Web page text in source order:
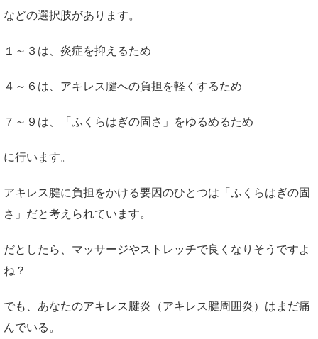
などの選択肢があります。
１～３は、炎症を抑えるため
４～６は、アキレス腱への負担を軽くするため
７～９は、「ふくらはぎの固さ」をゆるめるため
に行います。
アキレス腱に負担をかける要因のひとつは「ふくらはぎの固
さ」だと考えられています。
だとしたら、マッサージやストレッチで良くなりそうですよ
ね？
でも、あなたのアキレス腱炎（アキレス腱周囲炎）はまだ痛
んでいる。